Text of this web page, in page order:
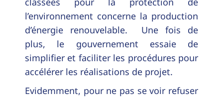
l’environnement concerne la production
d’énergie renouvelable. Une fois de
plus, le gouvernement essaie de
simplifier et faciliter les procédures pour
accélérer les réalisations de projet.
Evidemment, pour ne pas se voir refuser